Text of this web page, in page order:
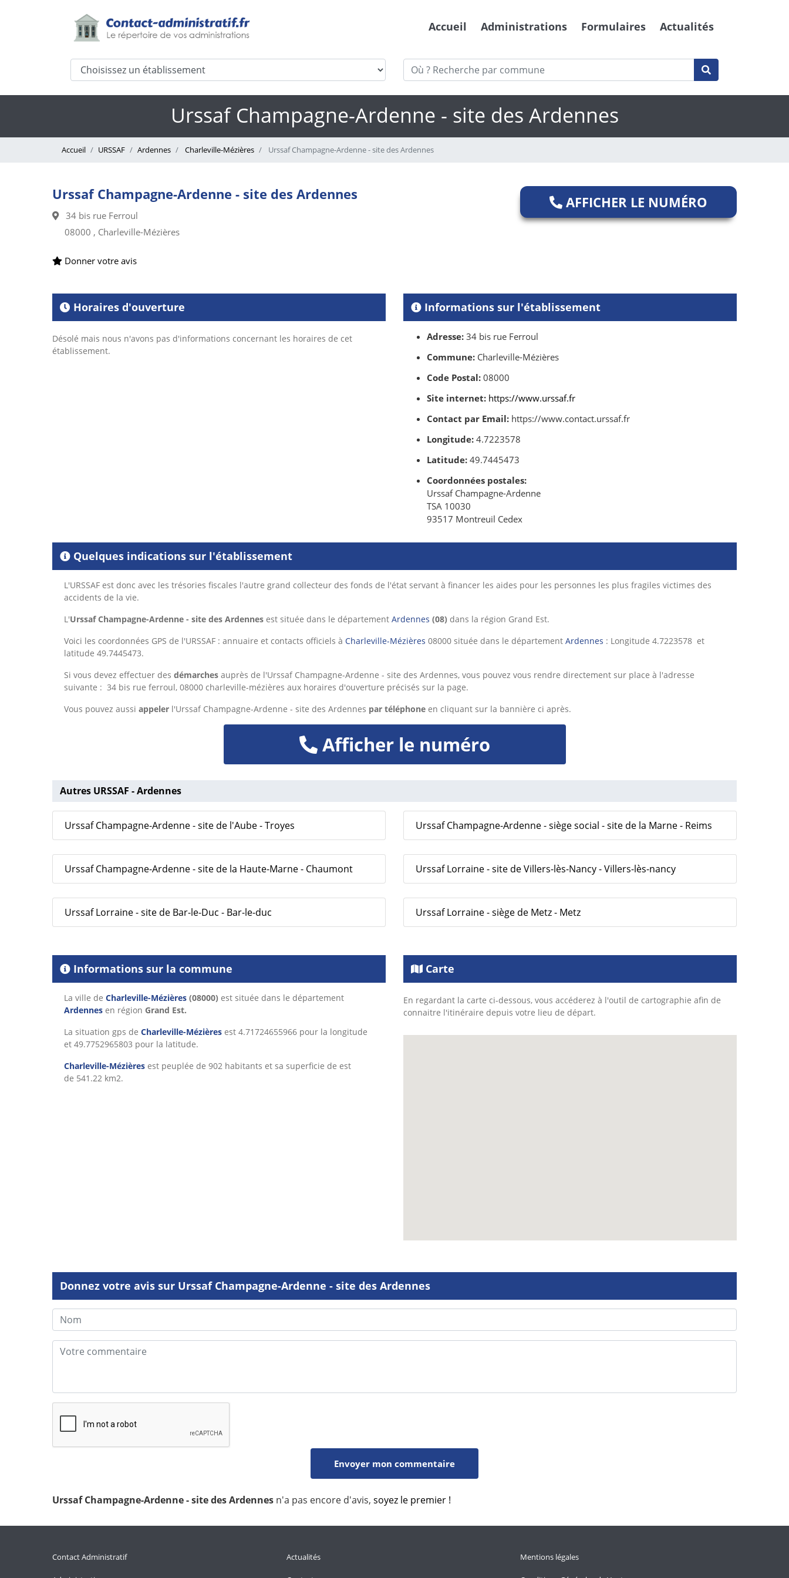
Accueil Administrations Formulaires Actualités
Urssaf Champagne-Ardenne - site des Ardennes
Accueil URSSAF Ardennes Charleville-Mézières Urssaf Champagne-Ardenne - site des Ardennes
Urssaf Champagne-Ardenne - site des Ardennes
34 bis rue Ferroul
08000 , Charleville-Mézières
Donner votre avis
AFFICHER LE NUMÉRO
Horaires d'ouverture
Désolé mais nous n'avons pas d'informations concernant les horaires de cet
établissement.
Informations sur l'établissement
Adresse: 34 bis rue Ferroul
Commune: Charleville-Mézières
Code Postal: 08000
Site internet: https://www.urssaf.fr
Contact par Email: https://www.contact.urssaf.fr
Longitude: 4.7223578
Latitude: 49.7445473
Coordonnées postales:
Urssaf Champagne-Ardenne
TSA 10030
93517 Montreuil Cedex
Quelques indications sur l'établissement
L'URSSAF est donc avec les trésories fiscales l'autre grand collecteur des fonds de l'état servant à financer les aides pour les personnes les plus fragiles victimes des
accidents de la vie.
L'Urssaf Champagne-Ardenne - site des Ardennes est située dans le département Ardennes (08) dans la région Grand Est.
Voici les coordonnées GPS de l'URSSAF : annuaire et contacts officiels à Charleville-Mézières 08000 située dans le département Ardennes : Longitude 4.7223578 et
latitude 49.7445473.
Si vous devez effectuer des démarches auprès de l'Urssaf Champagne-Ardenne - site des Ardennes, vous pouvez vous rendre directement sur place à l'adresse
suivante : 34 bis rue ferroul, 08000 charleville-mézières aux horaires d'ouverture précisés sur la page.
Vous pouvez aussi appeler l'Urssaf Champagne-Ardenne - site des Ardennes par téléphone en cliquant sur la bannière ci après.
Afficher le numéro
Autres URSSAF - Ardennes
Urssaf Champagne-Ardenne - site de l'Aube - Troyes Urssaf Champagne-Ardenne - siège social - site de la Marne - Reims
Urssaf Champagne-Ardenne - site de la Haute-Marne - Chaumont Urssaf Lorraine - site de Villers-lès-Nancy - Villers-lès-nancy
Urssaf Lorraine - site de Bar-le-Duc - Bar-le-duc Urssaf Lorraine - siège de Metz - Metz
Informations sur la commune
La ville de Charleville-Mézières (08000) est située dans le département
Ardennes en région Grand Est.
La situation gps de Charleville-Mézières est 4.71724655966 pour la longitude
et 49.7752965803 pour la latitude.
Charleville-Mézières est peuplée de 902 habitants et sa superficie de est
de 541.22 km2.
Carte
En regardant la carte ci-dessous, vous accéderez à l'outil de cartographie afin de
connaitre l'itinéraire depuis votre lieu de départ.
Donnez votre avis sur Urssaf Champagne-Ardenne - site des Ardennes
Urssaf Champagne-Ardenne - site des Ardennes n'a pas encore d'avis, soyez le premier !
Contact Administratif Actualités Mentions légales